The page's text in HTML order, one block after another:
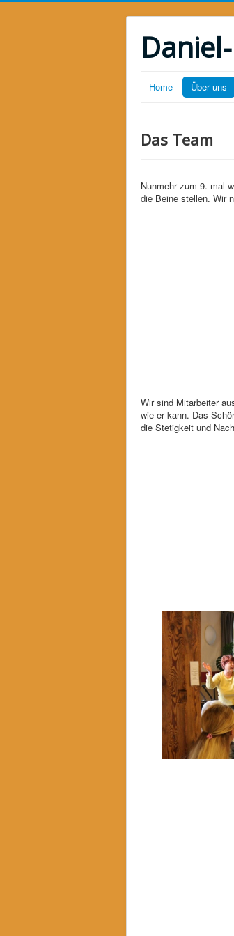
Home Über uns
Das Team
Nunmehr zum 9. mal
die Beine stellen. Wir
Wir sind Mitarbeiter
wie er kann. Das
die Stetigkeit und